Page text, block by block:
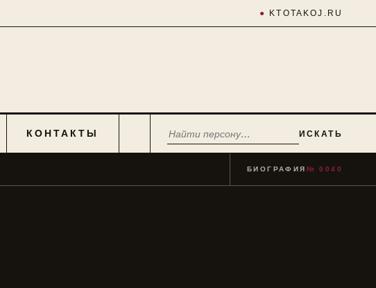
● KTOTAKOJ.RU
КОНТАКТЫ ИСКАТЬ
БИОГРАФИЯ № 0040